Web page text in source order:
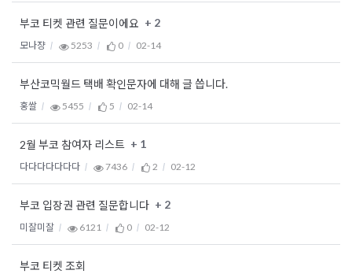
부코 티켓 관련 질문이에요 + 2
모나쟝 5253 0 02-14
부산코믹월드 택배 확인문자에 대해 글 씁니다.
홍쌀 5455 5 02-14
2월 부코 참여자 리스트 + 1
다다다다다다다 7436 2 02-12
부코 입장권 관련 질문합니다 + 2
미잘미잘 6121 0 02-12
부코 티켓 조회